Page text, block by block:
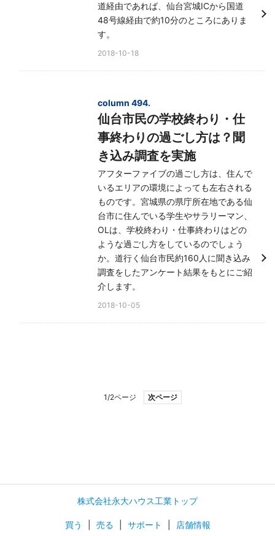
道経由であれば、仙台宮城ICから国道
48号線経由で約10分のところにありま
す。
2018-10-18
column 494.
仙台市民の学校終わり・仕
事終わりの過ごし方は？聞
き込み調査を実施
アフターファイブの過ごし方は、住んで
いるエリアの環境によっても左右される
ものです。宮城県の県庁所在地である仙
台市に住んでいる学生やサラリーマン、
OLは、学校終わり・仕事終わりはどの
ような過ごし方をしているのでしょう
か。道行く仙台市民約160人に聞き込み
調査をしたアンケート結果をもとにご紹
介します。
2018-10-05
1/2ページ 次ページ
株式会社永大ハウス工業トップ
買う 売る サポート 店舗情報